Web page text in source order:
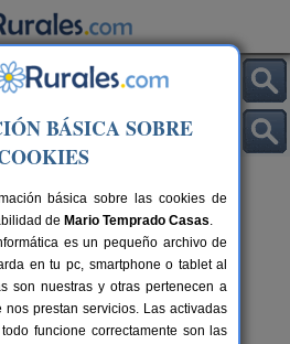
de Villanueva de
BÁSICA SOBRE
básica sobre las cookies de
de Mario Temprado Casas.
es un pequeño archivo de
en tu pc, smartphone o tablet al
son nuestras y otras pertenecen a
nos prestan servicios. Las activadas
funcione correctamente son las